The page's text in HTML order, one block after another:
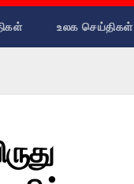
உலக செய்திகள்